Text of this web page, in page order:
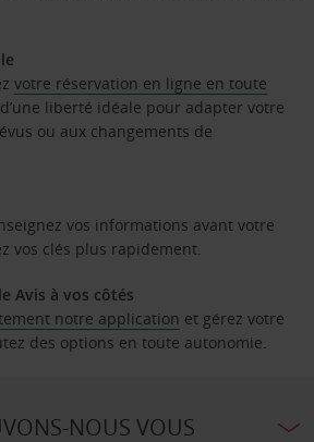
votre réservation en ligne en toute
d’une liberté idéale pour adapter votre
ou aux changements de
vos informations avant votre
vos clés plus rapidement.
Avis à vos côtés
notre application ​​​​​​​ et gérez votre
des options en toute autonomie.
NOUS VOUS